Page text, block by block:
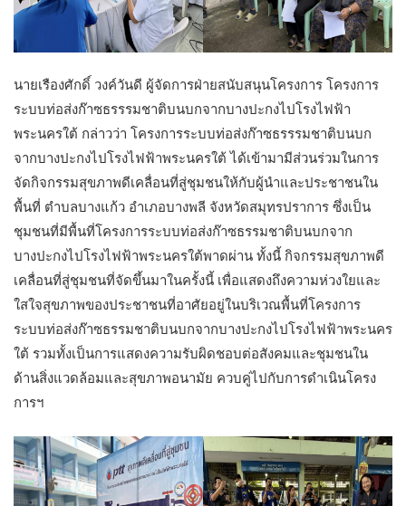
นายเรืองศักดิ์ วงค์วันดี ผู้จัดการฝ่ายสนับสนุนโครงการ โครงการ
ระบบท่อส่งก๊าซธรรรมชาติบนบกจากบางปะกงไปโรงไฟฟ้า
พระนครใต้ กล่าวว่า โครงการระบบท่อส่งก๊าซธรรรมชาติบนบก
จากบางปะกงไปโรงไฟฟ้าพระนครใต้ ได้เข้ามามีส่วนร่วมในการ
จัดกิจกรรมสุขภาพดีเคลื่อนที่สู่ชุมชนให้กับผู้นำและประชาชนใน
พื้นที่ ตำบลบางแก้ว อำเภอบางพลี จังหวัดสมุทรปราการ ซึ่งเป็น
ชุมชนที่มีพื้นที่โครงการระบบท่อส่งก๊าซธรรมชาติบนบกจาก
บางปะกงไปโรงไฟฟ้าพระนครใต้พาดผ่าน ทั้งนี้ กิจกรรมสุขภาพดี
เคลื่อนที่สู่ชุมชนที่จัดขึ้นมาในครั้งนี้ เพื่อแสดงถึงความห่วงใยและ
ใสใจสุขภาพของประชาชนที่อาศัยอยู่ในบริเวณพื้นที่โครงการ
ระบบท่อส่งก๊าซธรรมชาติบนบกจากบางปะกงไปโรงไฟฟ้าพระนคร
ใต้ รวมทั้งเป็นการแสดงความรับผิดชอบต่อสังคมและชุมชนใน
ด้านสิ่งแวดล้อมและสุขภาพอนามัย ควบคู่ไปกับการดำเนินโครง
การฯ